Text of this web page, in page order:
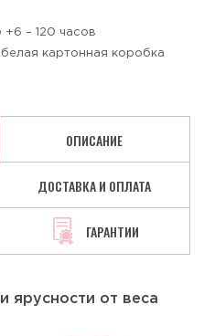
– 120 часов
картонная коробка
ОПИСАНИЕ
ДОСТАВКА И ОПЛАТА
ГАРАНТИИ
ярусности от веса